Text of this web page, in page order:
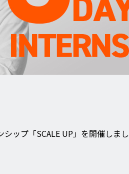
ップ「SCALE UP」を開催しま